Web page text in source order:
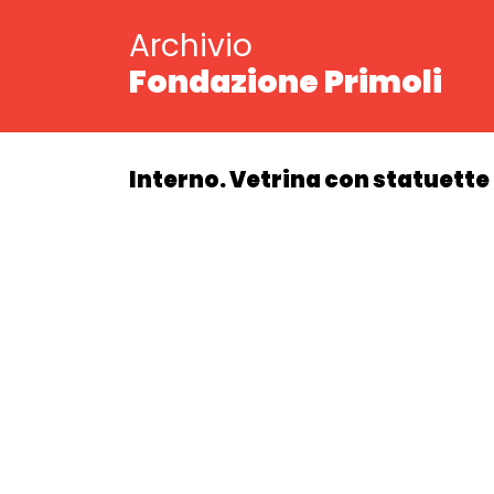
Archivio
Fondazione Primoli
Interno. Vetrina con